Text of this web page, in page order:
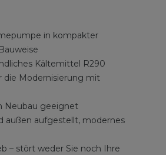
in kompakter
Kältemittel R290
die Modernisierung mit
Neubau geeignet
außen aufgestellt, modernes
– stört weder Sie noch Ihre